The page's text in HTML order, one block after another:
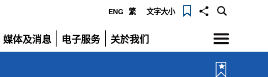
ENG 繁 文字大小
媒体及消息
展
电子服务
展
关於我们
展
选
单